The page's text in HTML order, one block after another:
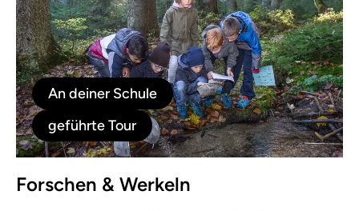
An deiner Schule
geführte Tour
Forschen & Werkeln